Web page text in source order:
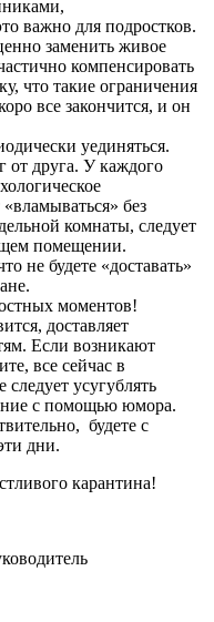
важно для подростков.
заменить живое
компенсировать
что такие ограничения
все закончится, и он
уединяться.
от друга. У каждого
без
комнаты, следует
помещении.
не будете «доставать»
моментов!
доставляет
Если возникают
все сейчас в
усугублять
с помощью юмора.
будете с
дни.
карантина!